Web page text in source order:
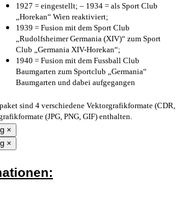
1927 = eingestellt; – 1934 = als Sport Club
„Horekan“ Wien reaktiviert;
1939 = Fusion mit dem Sport Club
„Rudolfsheimer Germania (XIV)“ zum Sport
Club „Germania XIV-Horekan“;
1940 = Fusion mit dem Fussball Club
Baumgarten zum Sportclub „Germania“
Baumgarten und dabei aufgegangen
sind 4 verschiedene Vektorgrafikformate (CDR,
(JPG, PNG, GIF) enthalten.
×
×